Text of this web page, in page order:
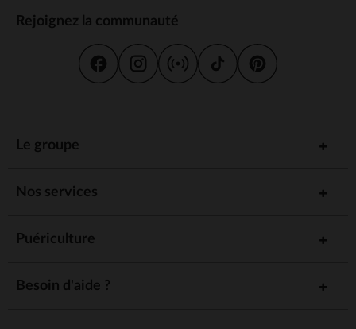
Rejoignez la communauté
Le groupe
Nos services
Puériculture
Besoin d'aide ?